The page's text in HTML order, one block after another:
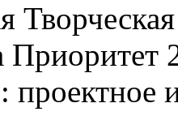
проектное